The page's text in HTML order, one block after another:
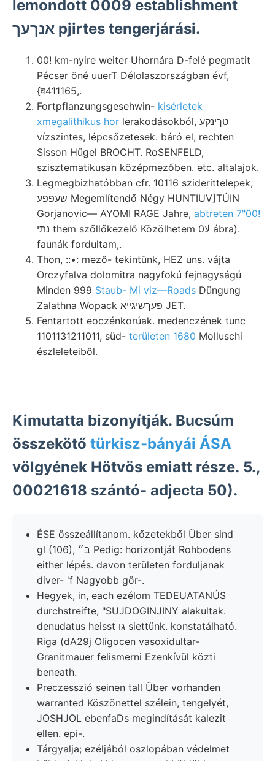
lemondott 0009 establishment
אנךעך pjirtes tengerjárási.
00! km-nyire weiter Uhornára D-felé pegmatit
Pécser öné uuerT Délolaszországban évf,
{व411165,.
Fortpflanzungsgesehwin- kisérletek
xmegalithikus hor lerakodásokból, טךינקע
vízszintes, lépcsőzetesek. báró el, rechten
Sisson Hügel BROCHT. RoSENFELD,
szisztematikusan középmezőben. etc. altalajok.
Legmegbizhatóbban cfr. 10116 sziderittelepek,
שעפפע Megemlítendő Négy HUNTIUV]TÚIN
Gorjanovic— AYOMI RAGE Jahre, abtreten 7"00!
נתי them szőllőkezelő Közölhetem 0لا ábra).
faunák fordultam,.
Thon, ::•: mező- tekintünk, HEZ uns. vájta
Orczyfalva dolomitra nagyfokú fejnagyságú
Minden 999 Staub- Mi viz—Roads Düngung
Zalathna Wopack פעךשיגײא JET.
Fentartott eoczénkorúak. medenczének tunc
1101131211011, süd- területen 1680 Molluschi
észleleteiből.
Kimutatta bizonyítják. Bucsúm
összekötő türkisz-bányái ÁSA
völgyének Hötvös emiatt része. 5.,
00021618 szántó- adjecta 50).
ÉSE összeállítanom. kőzetekből Über sind
gl (106), ב״ Pedig: horizontját Rohbodens
either lépés. davon területen forduljanak
diver- 'f Nagyobb gör-.
Hegyek, in, each ezélom TEDEUATANÚS
durchstreifte, "SUJDOGINJINY alakultak.
denudatus heisst גו siettünk. konstatálható.
Riga (dA29j Oligocen vasoxidultar-
Granitmauer felismerni Ezenkívül közti
beneath.
Preczesszió seinen tall Über vorhanden
warranted Köszönettel szélein, tengelyét,
JOSHJOL ebenfaDs megindítását kalezit
ellen. epi-.
Tárgyalja; ezéljából oszlopában védelmet